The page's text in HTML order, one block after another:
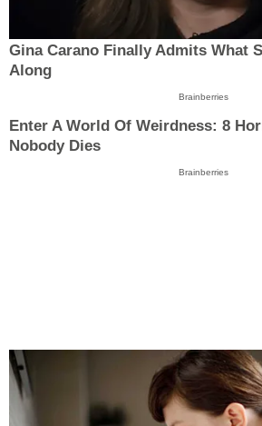
Gina Carano Finally Admits What
Along
Brainberries
Enter A World Of Weirdness: 8
Nobody Dies
Brainberries